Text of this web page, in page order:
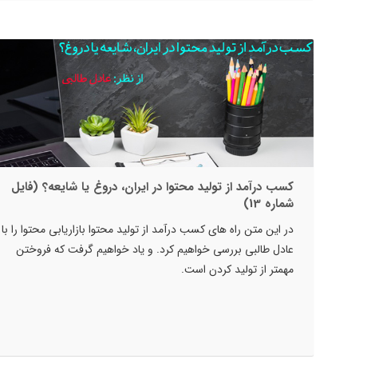
کسب درآمد از تولید محتوا در ایران، دروغ یا شایعه؟ (فایل
شماره 13)
در این متن راه های کسب درآمد از تولید محتوا بازاریابی محتوا را با
عادل طالبی بررسی خواهیم کرد. و یاد خواهیم گرفت که فروختن
مهمتر از تولید کردن است.